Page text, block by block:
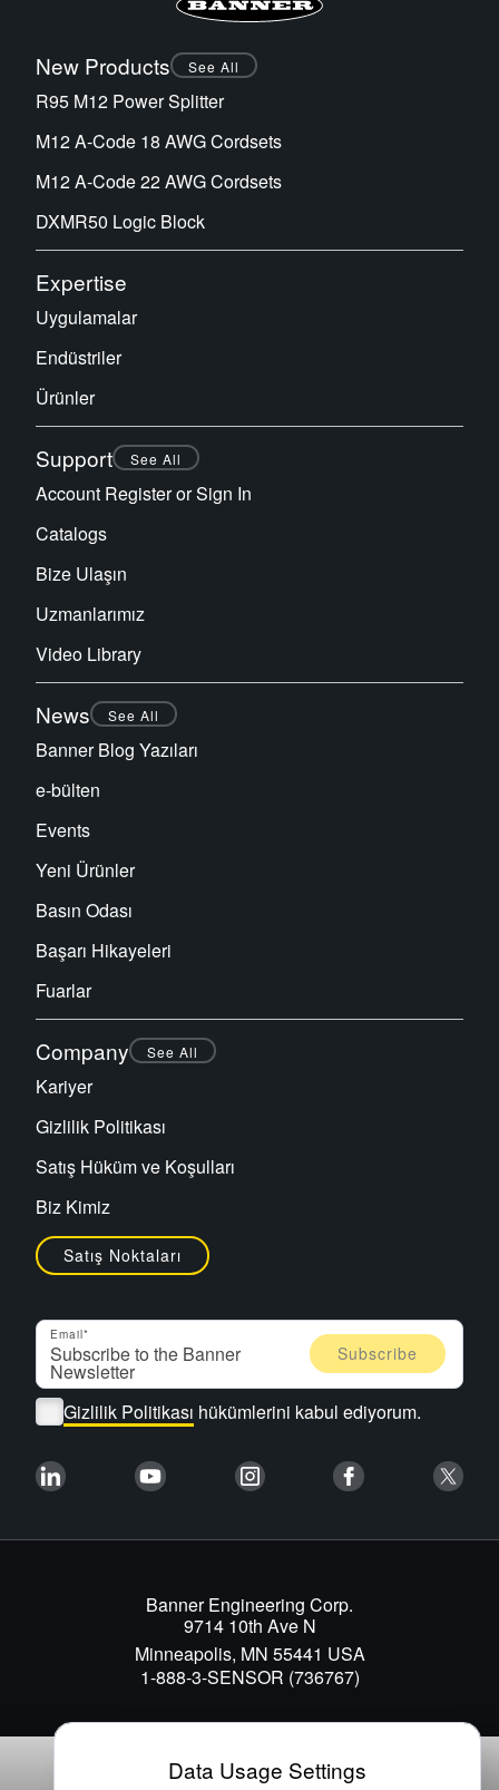
New Products See All
R95 M12 Power Splitter
M12 A-Code 18 AWG Cordsets
M12 A-Code 22 AWG Cordsets
DXMR50 Logic Block
Expertise
Uygulamalar
Endüstriler
Ürünler
Support See All
Account Register or Sign In
Catalogs
Bize Ulaşın
Uzmanlarımız
Video Library
News See All
Banner Blog Yazıları
e-bülten
Events
Yeni Ürünler
Basın Odası
Başarı Hikayeleri
Fuarlar
Company See All
Kariyer
Gizlilik Politikası
Satış Hüküm ve Koşulları
Biz Kimiz
Satış Noktaları
Email
Gizlilik Politikası hükümlerini kabul ediyorum.
Banner Engineering Corp.
9714 10th Ave N
Minneapolis, MN 55441 USA
1-888-3-SENSOR (736767)
Data Usage Settings